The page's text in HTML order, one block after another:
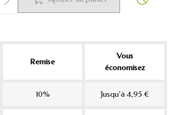
Remise
Vous
économisez
10% Jusqu'à 4,95 €